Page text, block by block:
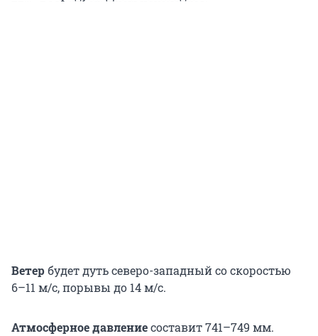
Ветербудет дуть северо-западный со скоростью
6–11 м/с, порывы до 14 м/с.
Атмосферное давлениесоставит 741–749 мм.